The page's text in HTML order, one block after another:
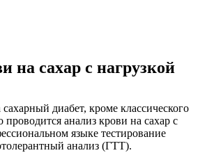
на сахар с нагрузкой
диабет, кроме классического
проводится анализ крови на сахар с
языке тестирование
анализ (ГТТ).